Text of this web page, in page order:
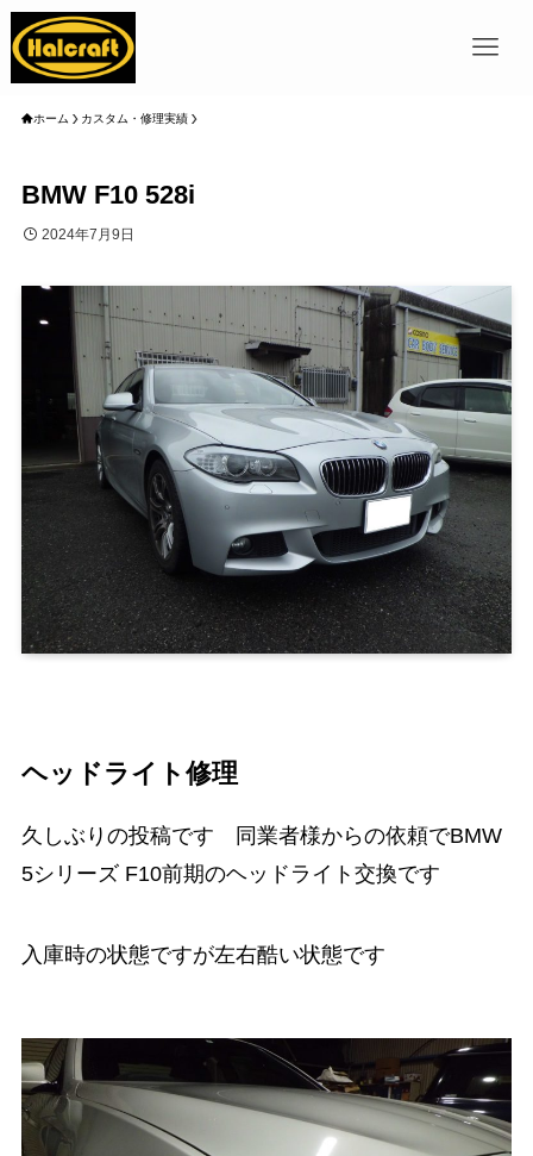
ホーム カスタム・修理実績
BMW F10 528i
2024年7月9日
ヘッドライト修理
久しぶりの投稿です 同業者様からの依頼でBMW
5シリーズ F10前期のヘッドライト交換です
入庫時の状態ですが左右酷い状態です